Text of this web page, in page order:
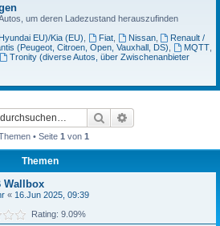
um deren Ladezustand herauszufinden
EU)/Kia (EU) Fiat, Nissan,
Renault /
(Peugeot, Citroen, Open, Vauxhall, DS) MQTT,
Tronity (diverse Autos, über Zwischenanbieter
Suche
• Seite 1 von 1
Themen
Wallbox
« 16.Jun 2025, 09:39
Rating: 9.09%